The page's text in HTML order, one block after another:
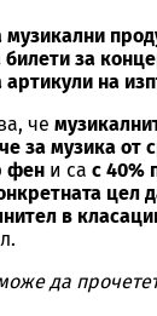
музикални
билети за
артикули на
че
за музика от
фен и са с 40%
цел
в
да